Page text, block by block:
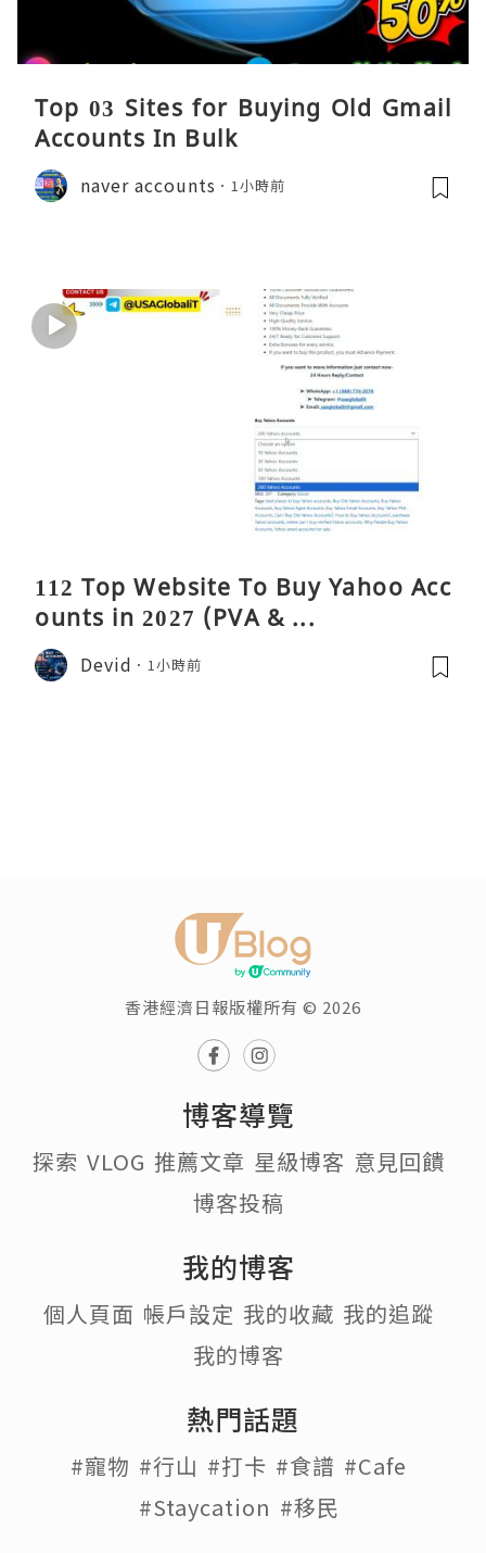
Top 03 Sites for Buying Old Gmail
Accounts In Bulk
naver accounts 1小時前
112 Top Website To Buy Yahoo Acc
ounts in 2027 (PVA & ...
Devid 1小時前
香港經濟日報版權所有 © 2026
博客導覽
探索 VLOG 推薦文章 星級博客 意見回饋
博客投稿
我的博客
個人頁面 帳戶設定 我的收藏 我的追蹤
我的博客
熱門話題
#寵物 #行山 #打卡 #食譜 #Cafe
#Staycation #移民